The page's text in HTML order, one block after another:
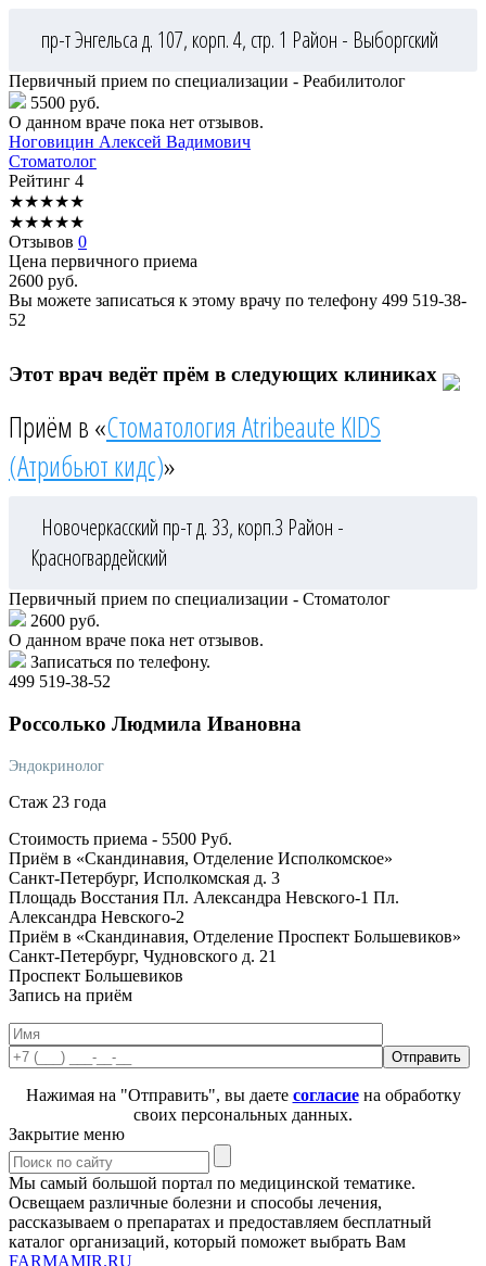
пр-т Энгельса д. 107, корп. 4, стр. 1 Район - Выборгский
Первичный прием по специализации - Реабилитолог
5500 руб.
О данном враче пока нет отзывов.
Ноговицин Алексей Вадимович
Стоматолог
Рейтинг 4
★★★★★
★★★★★
Отзывов 0
Цена первичного приема
2600 руб.
Вы можете записаться к этому врачу по телефону 499 519-38-
52
Этот врач ведёт прём в следующих клиниках
Приём в «Стоматология Atribeaute KIDS
(Атрибьют кидс)»
Новочеркасский пр-т д. 33, корп.3 Район -
Красногвардейский
Первичный прием по специализации - Стоматолог
2600 руб.
О данном враче пока нет отзывов.
Записаться по телефону.
499 519-38-52
Россолько Людмила Ивановна
Эндокринолог
Стаж 23 года
Стоимость приема - 5500 Руб.
Приём в «Скандинавия, Отделение Исполкомское»
Санкт-Петербург, Исполкомская д. 3
Площадь Восстания Пл. Александра Невского-1 Пл.
Александра Невского-2
Приём в «Скандинавия, Отделение Проспект Большевиков»
Санкт-Петербург, Чудновского д. 21
Проспект Большевиков
Запись на приём
Нажимая на "Отправить", вы даете согласиена обработку
своих персональных данных.
Закрытие меню
Мы самый большой портал по медицинской тематике.
Освещаем различные болезни и способы лечения,
рассказываем о препаратах и предоставляем бесплатный
каталог организаций, который поможет выбрать Вам
FARMAMIR.RU